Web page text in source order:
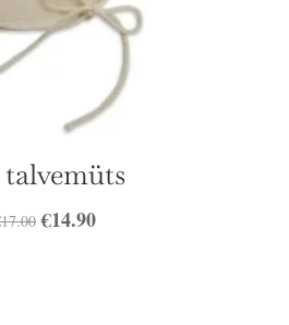
17.00 Algne
€14.90Praegune